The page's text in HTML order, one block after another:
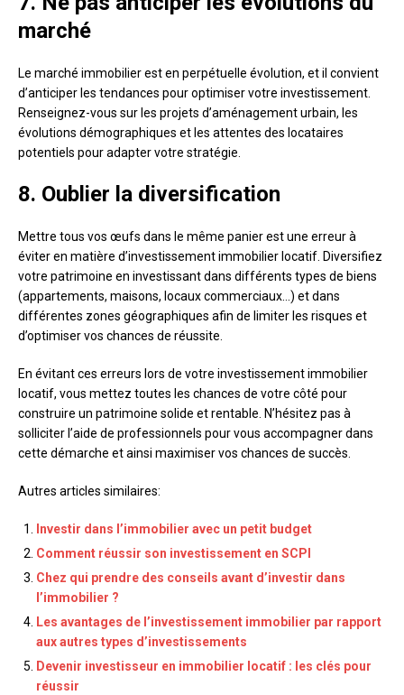
marché
Le marché immobilier est en perpétuelle évolution, et il convient
d’anticiper les tendances pour optimiser votre investissement.
Renseignez-vous sur les projets d’aménagement urbain, les
évolutions démographiques et les attentes des locataires
potentiels pour adapter votre stratégie.
8. Oublier la diversification
Mettre tous vos œufs dans le même panier est une erreur à
éviter en matière d’investissement immobilier locatif. Diversifiez
votre patrimoine en investissant dans différents types de biens
(appartements, maisons, locaux commerciaux…) et dans
différentes zones géographiques afin de limiter les risques et
d’optimiser vos chances de réussite.
En évitant ces erreurs lors de votre investissement immobilier
locatif, vous mettez toutes les chances de votre côté pour
construire un patrimoine solide et rentable. N’hésitez pas à
solliciter l’aide de professionnels pour vous accompagner dans
cette démarche et ainsi maximiser vos chances de succès.
Autres articles similaires:
Investir dans l’immobilier avec un petit budget
Comment réussir son investissement en SCPI
Chez qui prendre des conseils avant d’investir dans
l’immobilier ?
Les avantages de l’investissement immobilier par rapport
aux autres types d’investissements
Devenir investisseur en immobilier locatif : les clés pour
réussir